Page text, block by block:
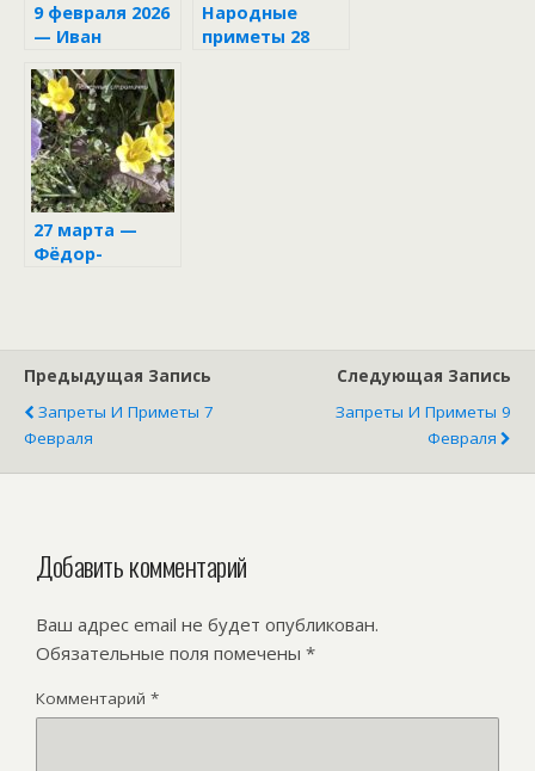
9 февраля 2026
— Иван
привлечь
достаток в
дом и каких
ошибок
нельзя
допустить
Народные
приметы 28
27 марта —
Фёдор-
Предыдущая Запись
Запреты И Приметы 7
Февраля
Следующая Запись
Запреты И Приметы 9
Февраля
Добавить комментарий
Ваш адрес email не будет опубликован.
Обязательные поля помечены *
Комментарий *